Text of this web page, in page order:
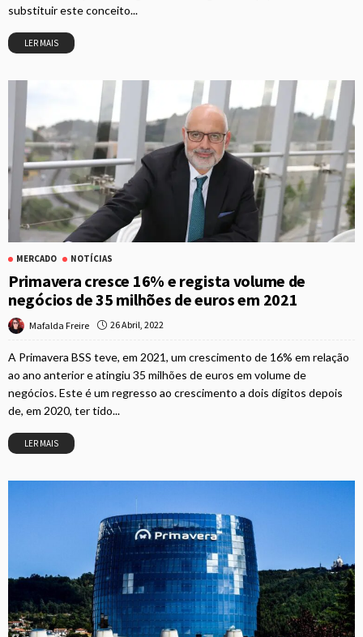
substituir este conceito...
LER MAIS
MERCADO NOTÍCIAS
Primavera cresce 16% e regista volume de
negócios de 35 milhões de euros em 2021
Mafalda Freire 26 Abril, 2022
A Primavera BSS teve, em 2021, um crescimento de 16% em relação
ao ano anterior e atingiu 35 milhões de euros em volume de
negócios. Este é um regresso ao crescimento a dois dígitos depois
de, em 2020, ter tido...
LER MAIS